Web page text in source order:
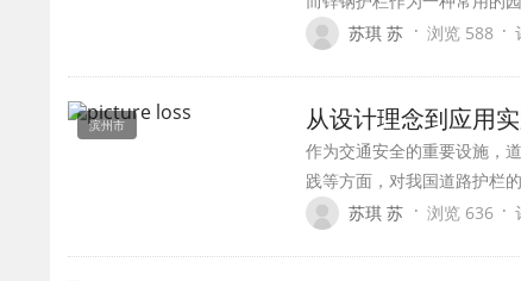
苏琪 苏 · 浏览 588 ·
滨州市 从设计理念到应用
作为交通安全的重要设施，
践等方面，对我国道路护栏
苏琪 苏 · 浏览 636 ·